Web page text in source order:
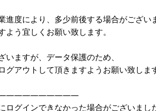
進度により、多少前後する場合がござい
う宜しくお願い致します。
いますが、データ保護のため、
グアウトして頂きますようお願い致しま
ログインできなかった場合がございまし